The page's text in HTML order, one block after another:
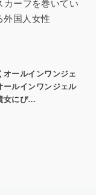
オールインワンジェ
ールインワンジェル
女にぴ…